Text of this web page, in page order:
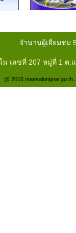
จำนวนผู้เยี่ยมชม
เลขที่ 207 หมู่ที่ 1 ต.
@ 2016